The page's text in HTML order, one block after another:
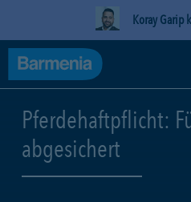
Koray Garip
Pferdehaftpflicht:
abgesichert